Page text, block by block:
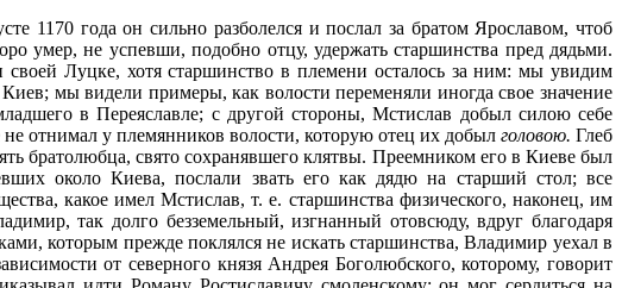
1170 года он сильно разболелся и послал за братом Ярославом, чтоб
умер, не успевши, подобно отцу, удержать старшинства пред дядьми.
своей Луцке, хотя старшинство в племени осталось за ним: мы увидим
мы видели примеры, как волости переменяли иногда свое значение
в Переяславле; с другой стороны, Мстислав добыл силою себе
отнимал у племянников волости, которую отец их добыл головою.Глеб
братолюбца, свято сохранявшего клятвы. Преемником его в Киеве был
около Киева, послали звать его как дядю на старший стол; все
какое имел Мстислав, т. е. старшинства физического, наконец, им
так долго безземельный, изгнанный отовсюду, вдруг благодаря
которым прежде поклялся не искать старшинства, Владимир уехал в
от северного князя Андрея Боголюбского, которому, говорит